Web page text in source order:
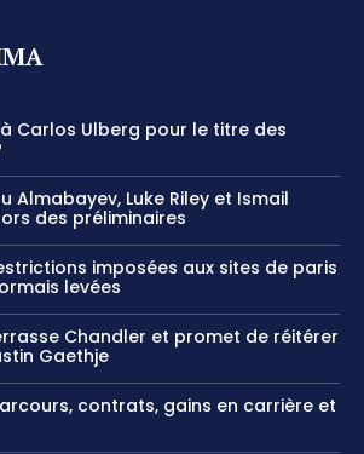
Carlos Ulberg pour le titre des
Almabayev, Luke Riley et Ismail
des préliminaires
imposées aux sites de paris
levées
Chandler et promet de réitérer
Gaethje
contrats, gains en carrière et